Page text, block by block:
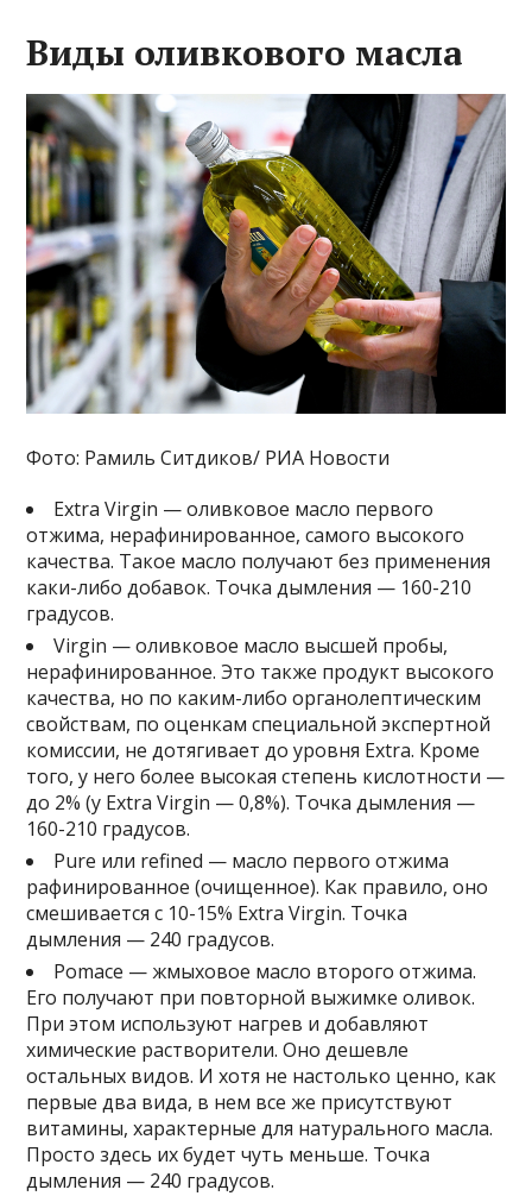
Виды оливкового масла
Фото: Рамиль Ситдиков/ РИА Новости
Extra Virgin — оливковое масло первого
отжима, нерафинированное, самого высокого
качества. Такое масло получают без применения
каки-либо добавок. Точка дымления — 160-210
градусов.
Virgin — оливковое масло высшей пробы,
нерафинированное. Это также продукт высокого
качества, но по каким-либо органолептическим
свойствам, по оценкам специальной экспертной
комиссии, не дотягивает до уровня Extra. Кроме
того, у него более высокая степень кислотности —
до 2% (у Extra Virgin — 0,8%). Точка дымления —
160-210 градусов.
Pure или refined — масло первого отжима
рафинированное (очищенное). Как правило, оно
смешивается с 10-15% Extra Virgin. Точка
дымления — 240 градусов.
Pomace — жмыховое масло второго отжима.
Его получают при повторной выжимке оливок.
При этом используют нагрев и добавляют
химические растворители. Оно дешевле
остальных видов. И хотя не настолько ценно, как
первые два вида, в нем все же присутствуют
витамины, характерные для натурального масла.
Просто здесь их будет чуть меньше. Точка
дымления — 240 градусов.